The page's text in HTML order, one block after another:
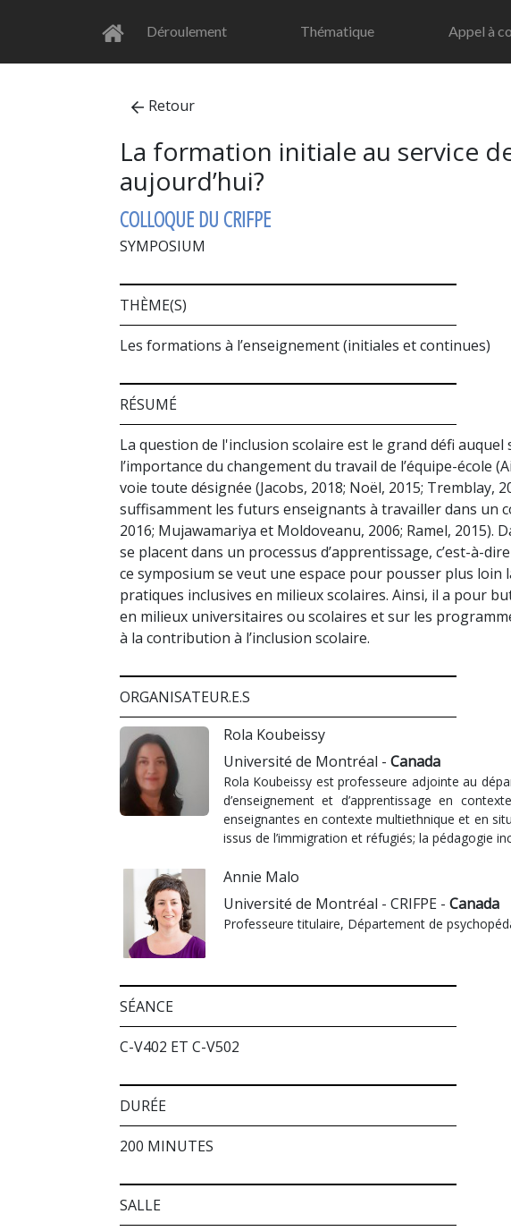
Déroulement Thématique Appel à
Retour
La formation initiale au service
aujourd’hui?
COLLOQUE DU CRIFPE
SYMPOSIUM
THÈME(S)
Les formations à l’enseignement (initiales et continues)
RÉSUMÉ
La question de l'inclusion scolaire est le grand défi
l’importance du changement du travail de l’équipe-école
voie toute désignée (Jacobs, 2018; Noël, 2015;
suffisamment les futurs enseignants à travailler dans un
2016; Mujawamariya et Moldoveanu, 2006; Ramel,
se placent dans un processus d’apprentissage, c’est-à-
ce symposium se veut une espace pour pousser plus
pratiques inclusives en milieux scolaires. Ainsi, il a pour
en milieux universitaires ou scolaires et sur les
à la contribution à l’inclusion scolaire.
ORGANISATEUR.E.S
Rola Koubeissy
Université de Montréal - Canada
Rola Koubeissy est professeure adjointe au
d’enseignement et d’apprentissage en
enseignantes en contexte multiethnique et en
issus de l’immigration et réfugiés; la pédagogie
Annie Malo
Université de Montréal - CRIFPE - Canada
Professeure titulaire, Département de
SÉANCE
C-V402 ET C-V502
DURÉE
200 MINUTES
SALLE